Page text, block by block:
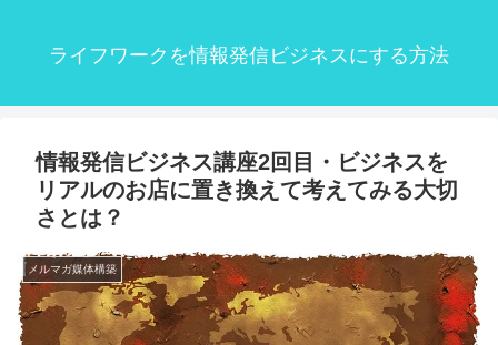
ライフワークを情報発信ビジネスにする方法
情報発信ビジネス講座2回目・ビジネスを
リアルのお店に置き換えて考えてみる大切
さとは？
メルマガ媒体構築